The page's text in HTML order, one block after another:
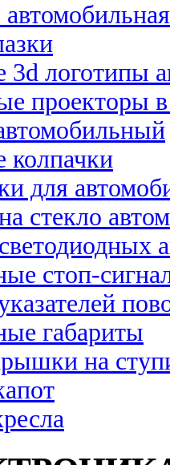
3d логотипы
проекторы
колпачки
для
стекло
стоп-
габариты
на